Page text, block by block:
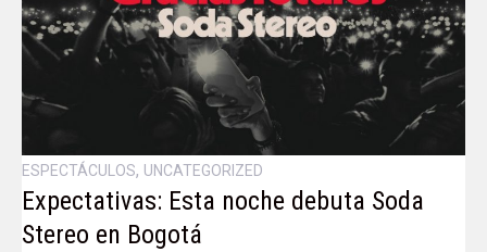
ESPECTÁCULOS, UNCATEGORIZED
Expectativas: Esta noche debuta Soda
Stereo en Bogotá